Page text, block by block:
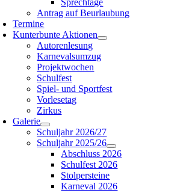
Sprechtage
Antrag auf Beurlaubung
Termine
Kunterbunte Aktionen
Autorenlesung
Karnevalsumzug
Projektwochen
Schulfest
Spiel- und Sportfest
Vorlesetag
Zirkus
Galerie
Schuljahr 2026/27
Schuljahr 2025/26
Abschluss 2026
Schulfest 2026
Stolpersteine
Karneval 2026